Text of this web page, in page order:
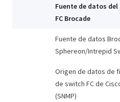
Fuente de datos
FC Brocade
Fuente de datos
Sphereon/Intrepid
Origen de datos de
de switch FC de
(SNMP)